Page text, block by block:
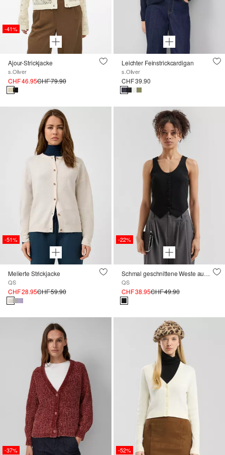
-41%
Ajour-Strickjacke
s.Oliver
CHF 46.95CHF 79.90
Leichter Feinstrickcardigan
s.Oliver
CHF 39.90
-51%
Melierte Strickjacke
QS
CHF 28.95CHF 59.90
-22%
Schmal geschnittene Weste aus Interlockjersey
QS
CHF 38.95CHF 49.90
-37% -52%